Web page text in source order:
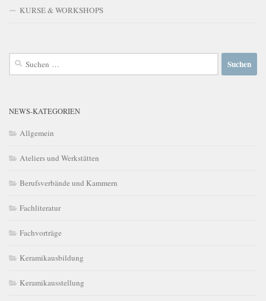
KURSE & WORKSHOPS
Suchen
NEWS-KATEGORIEN
Allgemein
Ateliers und Werkstätten
Berufsverbände und Kammern
Fachliteratur
Fachvorträge
Keramikausbildung
Keramikausstellung